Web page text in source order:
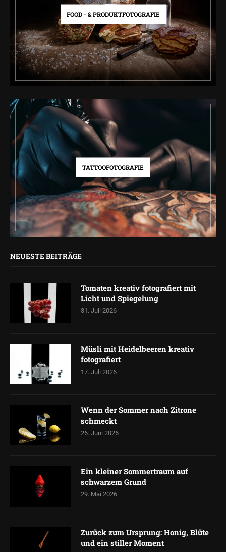
FOOD - & PRODUKTFOTOGRAFIE
TATTOOFOTOGRAFIE
NEUESTE BEITRÄGE
Tomaten kreativ fotografiert mit
Licht und Spiegelung
31. Juli 2026
Müsli mit Heidelbeeren kreativ
fotografiert
17. Juli 2026
Wenn der Sommer nach Zitrone
schmeckt
26. Juni 2026
Ein kleiner Sommertraum auf
schwarzem Grund
29. Mai 2026
Zurück zum Ursprung: Honig, Blüte
und ein stiller Moment